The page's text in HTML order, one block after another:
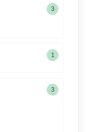
3
1
3